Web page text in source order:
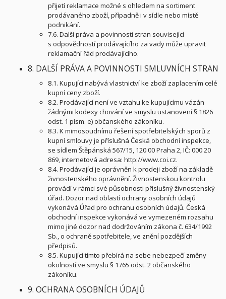
přijetí reklamace možné s ohledem na sortiment
prodávaného zboží, případně i v sídle nebo místě
podnikání.
7.6. Další práva a povinnosti stran související
s odpovědností prodávajícího za vady může upravit
reklamační řád prodávajícího.
8. DALŠÍ PRÁVA A POVINNOSTI SMLUVNÍCH STRAN
8.1. Kupující nabývá vlastnictví ke zboží zaplacením celé
kupní ceny zboží.
8.2. Prodávající není ve vztahu ke kupujícímu vázán
žádnými kodexy chování ve smyslu ustanovení § 1826
odst. 1 písm. e) občanského zákoníku.
8.3. K mimosoudnímu řešení spotřebitelských sporů z
kupní smlouvy je příslušná Česká obchodní inspekce,
se sídlem Štěpánská 567/15, 120 00 Praha 2, IČ: 000 20
869, internetová adresa: http://www.coi.cz.
8.4. Prodávající je oprávněn k prodeji zboží na základě
živnostenského oprávnění. Živnostenskou kontrolu
provádí v rámci své působnosti příslušný živnostenský
úřad. Dozor nad oblastí ochrany osobních údajů
vykonává Úřad pro ochranu osobních údajů. Česká
obchodní inspekce vykonává ve vymezeném rozsahu
mimo jiné dozor nad dodržováním zákona č. 634/1992
Sb., o ochraně spotřebitele, ve znění pozdějších
předpisů.
8.5. Kupující tímto přebírá na sebe nebezpečí změny
okolností ve smyslu § 1765 odst. 2 občanského
zákoníku.
9. OCHRANA OSOBNÍCH ÚDAJŮ